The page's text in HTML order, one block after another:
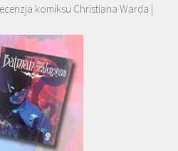
komiksu Christiana Warda |